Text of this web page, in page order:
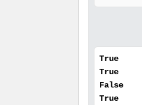
True
True
False
True